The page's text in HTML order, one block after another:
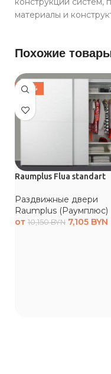
материалы и
Похожие
-30%
Raumplus Flua standart
Раздвижные двери
Raumplus (Раумплюс)
от 10,150BYN 7,105 BYN